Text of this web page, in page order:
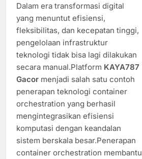
Dalam era transformasi digital
yang menuntut efisiensi,
fleksibilitas, dan kecepatan tinggi,
pengelolaan infrastruktur
teknologi tidak bisa lagi dilakukan
secara manual.Platform KAYA787
Gacor menjadi salah satu contoh
penerapan teknologi container
orchestration yang berhasil
mengintegrasikan efisiensi
komputasi dengan keandalan
sistem berskala besar.Penerapan
container orchestration membantu